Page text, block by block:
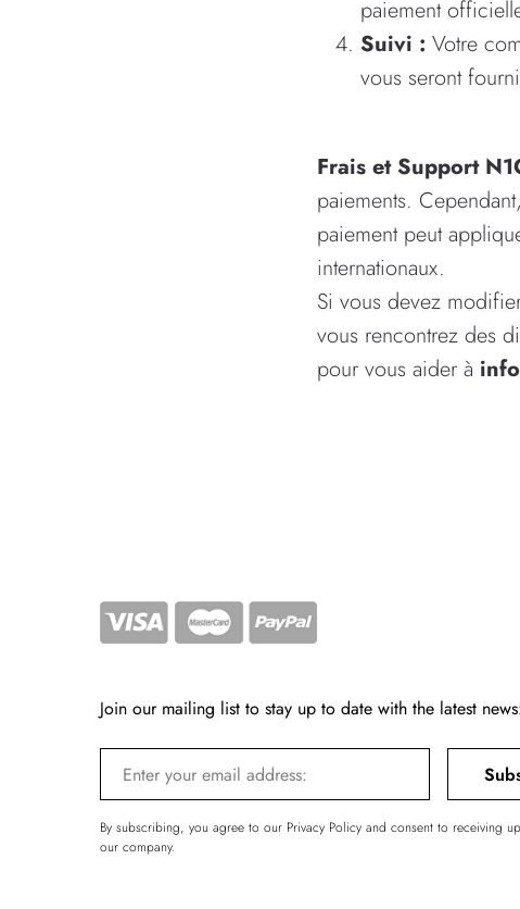
paiement
Suivi : Votre
vous seront
Frais et Support
paiements.
paiement peut
internationaux.
Si vous devez
vous rencontrez des
pour vous aider à
Join our mailing list to stay up to date with the latest
By subscribing, you agree to our Privacy Policy and consent to receiving
our company.